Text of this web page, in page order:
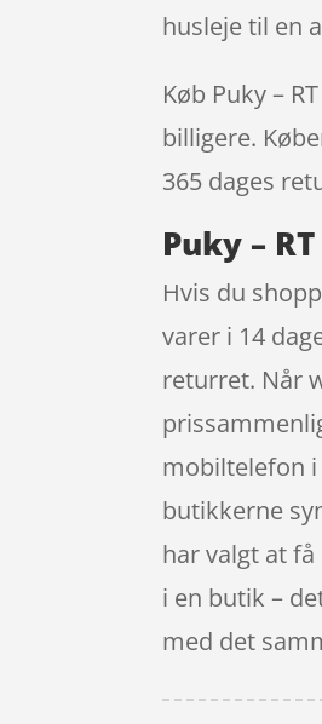
husleje til en
Køb Puky –
billigere.
365 dages
Puky –
Hvis du
varer i 14
returret. Når
mobiltelefon i
butikkerne
har valgt at
i en butik –
med det